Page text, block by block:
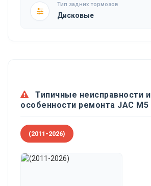
Тип задних тормозов
Дисковые
Типичные неисправности и
особенности ремонта JAC M5
(2011-2026)